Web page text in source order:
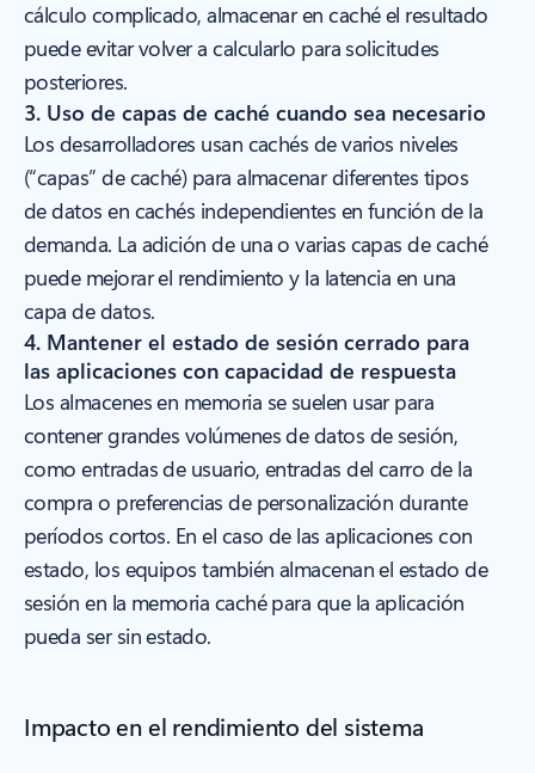
cálculo complicado, almacenar en caché el resultado
puede evitar volver a calcularlo para solicitudes
posteriores.
3. Uso de capas de caché cuando sea necesario
Los desarrolladores usan cachés de varios niveles
(“capas” de caché) para almacenar diferentes tipos
de datos en cachés independientes en función de la
demanda. La adición de una o varias capas de caché
puede mejorar el rendimiento y la latencia en una
capa de datos.
4. Mantener el estado de sesión cerrado para
las aplicaciones con capacidad de respuesta
Los almacenes en memoria se suelen usar para
contener grandes volúmenes de datos de sesión,
como entradas de usuario, entradas del carro de la
compra o preferencias de personalización durante
períodos cortos. En el caso de las aplicaciones con
estado, los equipos también almacenan el estado de
sesión en la memoria caché para que la aplicación
pueda ser sin estado.
Impacto en el rendimiento del sistema